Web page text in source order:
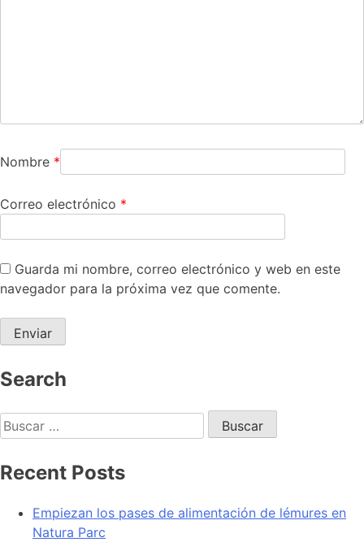
Nombre *
Correo electrónico *
Guarda mi nombre, correo electrónico y web en este
navegador para la próxima vez que comente.
Search
Recent Posts
Empiezan los pases de alimentación de lémures en
Natura Parc